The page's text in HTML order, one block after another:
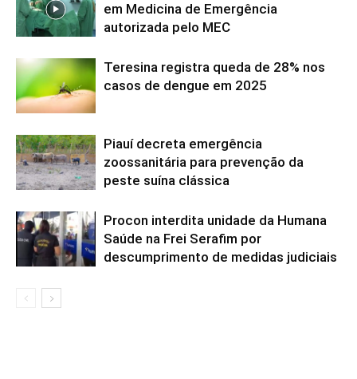
em Medicina de Emergência
autorizada pelo MEC
Teresina registra queda de 28% nos
casos de dengue em 2025
Piauí decreta emergência
zoossanitária para prevenção da
peste suína clássica
Procon interdita unidade da Humana
Saúde na Frei Serafim por
descumprimento de medidas judiciais